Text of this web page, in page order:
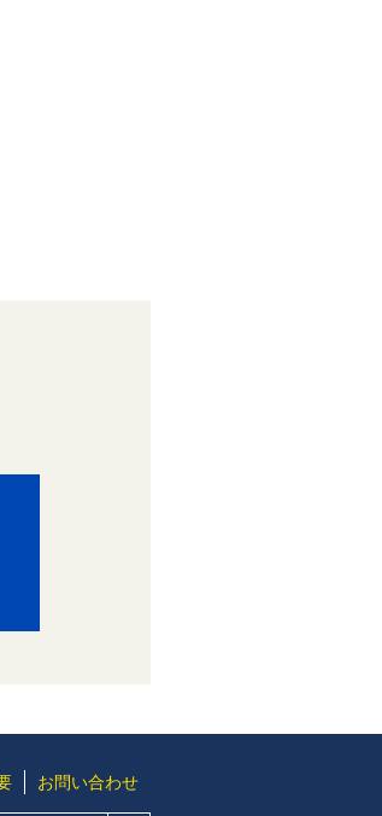
お問い合わせ